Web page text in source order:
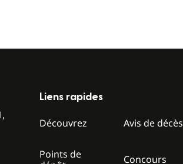
Liens rapides
Découvrez Avis de décès
Points de
Concours